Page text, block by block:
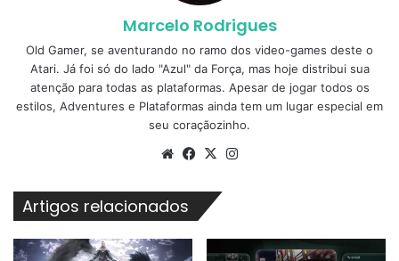
Marcelo Rodrigues
Old Gamer, se aventurando no ramo dos video-games deste o
Atari. Já foi só do lado "Azul" da Força, mas hoje distribui sua
atenção para todas as plataformas. Apesar de jogar todos os
estilos, Adventures e Plataformas ainda tem um lugar especial em
seu coraçãozinho.
WebsiteFacebook
X
Artigos relacionados